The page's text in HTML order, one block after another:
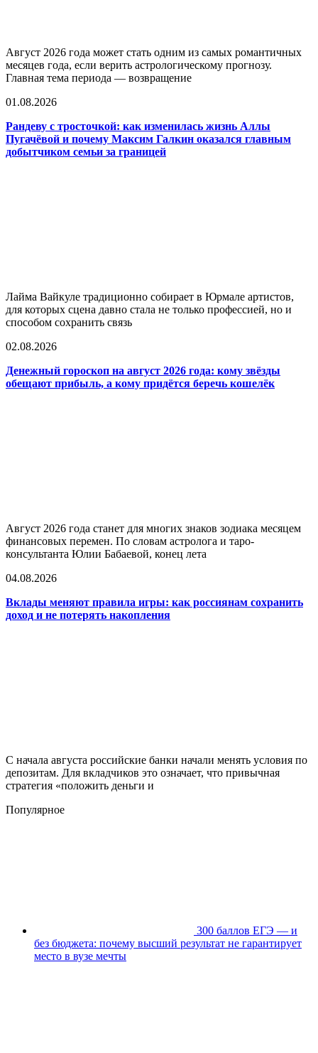
Август 2026 года может стать одним из самых романтичных
месяцев года, если верить астрологическому прогнозу.
Главная тема периода — возвращение
01.08.2026
Рандеву с тросточкой: как изменилась жизнь Аллы
Пугачёвой и почему Максим Галкин оказался главным
добытчиком семьи за границей
Лайма Вайкуле традиционно собирает в Юрмале артистов,
для которых сцена давно стала не только профессией, но и
способом сохранить связь
02.08.2026
Денежный гороскоп на август 2026 года: кому звёзды
обещают прибыль, а кому придётся беречь кошелёк
Август 2026 года станет для многих знаков зодиака месяцем
финансовых перемен. По словам астролога и таро-
консультанта Юлии Бабаевой, конец лета
04.08.2026
Вклады меняют правила игры: как россиянам сохранить
доход и не потерять накопления
С начала августа российские банки начали менять условия по
депозитам. Для вкладчиков это означает, что привычная
стратегия «положить деньги и
Популярное
300 баллов ЕГЭ — и
без бюджета: почему высший результат не гарантирует
место в вузе мечты